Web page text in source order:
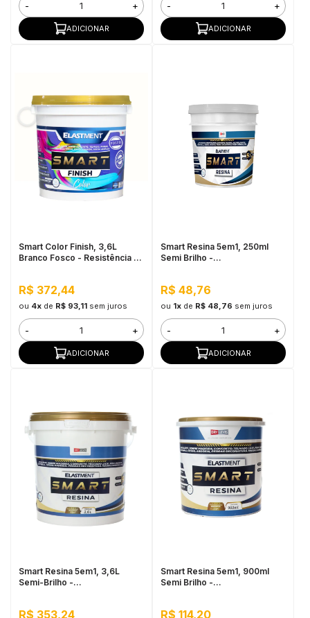
- +
ADICIONAR
- +
ADICIONAR
Smart Color Finish, 3,6L
Branco Fosco - Resistência à
R$ 372,44
ou 4xde R$ 93,11 sem juros
- +
ADICIONAR
Smart Resina 5em1, 250ml
Semi Brilho -
Água
R$ 48,76
ou 1xde R$ 48,76 sem juros
- +
ADICIONAR
Smart Resina 5em1, 3,6L
Semi-Brilho -
Água
R$ 353,24
Smart Resina 5em1, 900ml
Semi Brilho -
Água
R$ 114,20